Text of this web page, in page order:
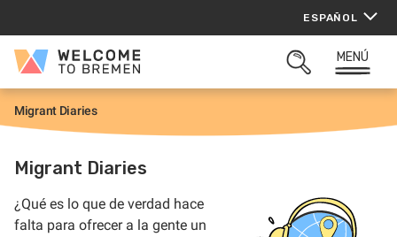
contenido
ESPAÑOL
Welcome
ABRIR
MENÚ
I
n
c
i
Migrant Diaries
Migrant Diaries
¿Qué es lo que de verdad hace
falta para ofrecer a la gente un